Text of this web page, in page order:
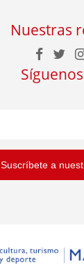
Nuestras
Suscríbete a